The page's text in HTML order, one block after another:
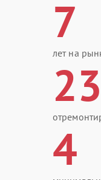
7
лет на
4